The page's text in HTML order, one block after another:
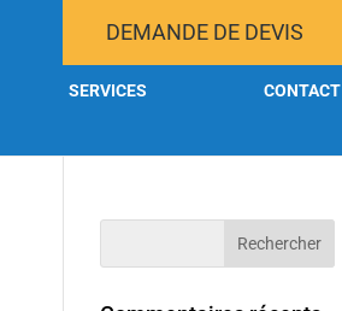
SERVICES
DEMANDE DE DEVIS
CONTACT